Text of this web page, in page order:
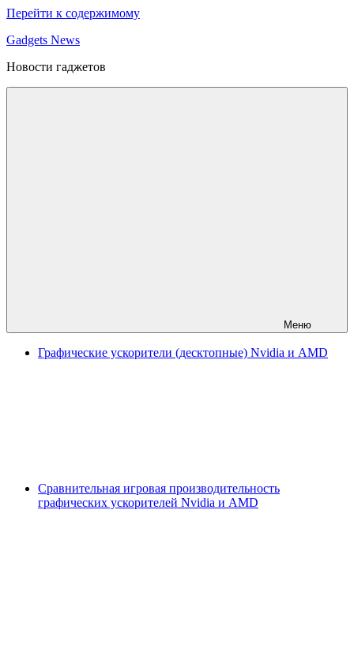
Перейти к содержимому
Gadgets News
Новости гаджетов
Меню
Графические ускорители (десктопные) Nvidia и AMD
Сравнительная игровая производительность
графических ускорителей Nvidia и AMD